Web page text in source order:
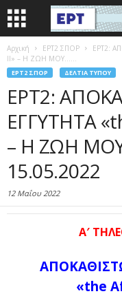
Αρχική EΡΤ2 ΣΠΟΡ
ΕΡΤ2:
ΙΙ» – Η ΖΩΗ ΜΟΥ…...
EΡΤ2 ΣΠΟΡ ΔΕΛΤΊΑ ΤΎΠΟΥ
ΕΡΤ2:
ΕΓΓΥΤΗΤΑ
– Η ΖΩΗ
15.05.2022
12 Μαΐου 2022
Α′
«the